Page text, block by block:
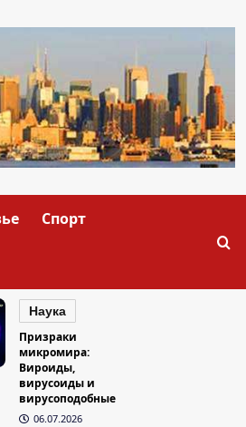
Спорт
Наука
Призраки
микромира:
Вироиды,
вирусоиды и
вирусоподобные
06.07.2026